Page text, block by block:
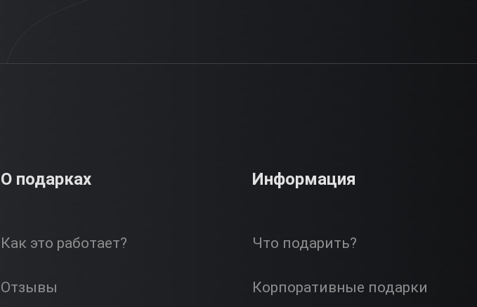
О подарках
Как это работает?
Отзывы
Информация
Что подарить?
Корпоративные подарки